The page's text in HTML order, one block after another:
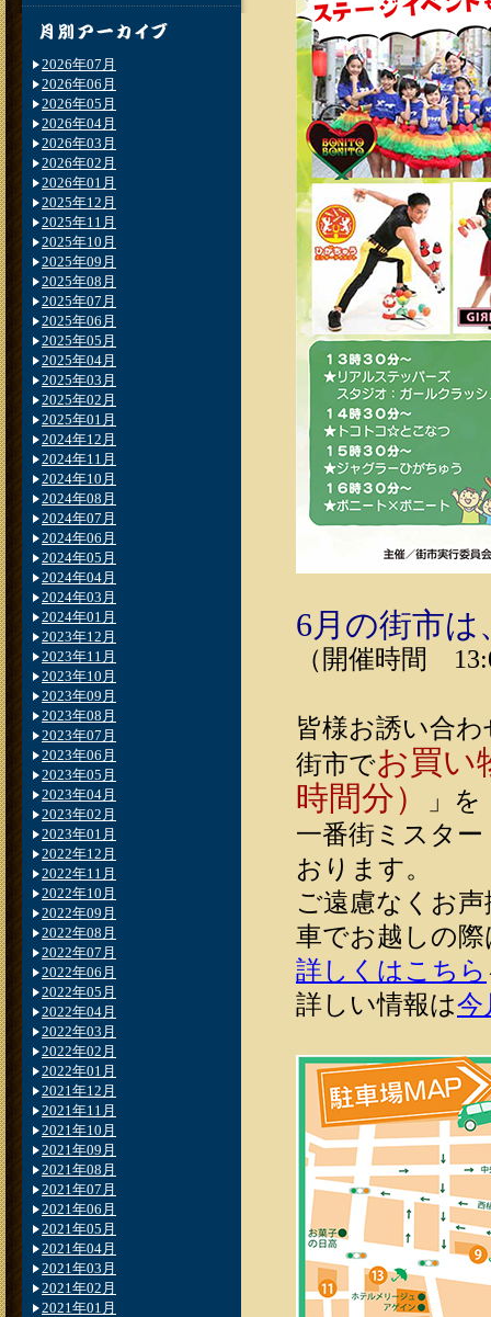
6月の街市は
（開催時間
皆様お誘い合
街市でお買い
時間分）
」を
一番街ミスタ
おります。
ご遠慮なくお
車でお越しの
詳しくはこちら
詳しい情報は今
2026年07月
2026年06月
2026年05月
2026年04月
2026年03月
2026年02月
2026年01月
2025年12月
2025年11月
2025年10月
2025年09月
2025年08月
2025年07月
2025年06月
2025年05月
2025年04月
2025年03月
2025年02月
2025年01月
2024年12月
2024年11月
2024年10月
2024年08月
2024年07月
2024年06月
2024年05月
2024年04月
2024年03月
2024年01月
2023年12月
2023年11月
2023年10月
2023年09月
2023年08月
2023年07月
2023年06月
2023年05月
2023年04月
2023年02月
2023年01月
2022年12月
2022年11月
2022年10月
2022年09月
2022年08月
2022年07月
2022年06月
2022年05月
2022年04月
2022年03月
2022年02月
2022年01月
2021年12月
2021年11月
2021年10月
2021年09月
2021年08月
2021年07月
2021年06月
2021年05月
2021年04月
2021年03月
2021年02月
2021年01月